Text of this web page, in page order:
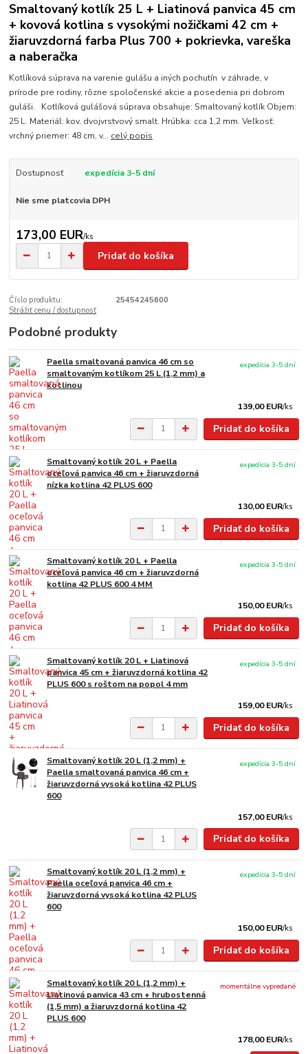
Smaltovaný kotlík 25 L + Liatinová panvica 45 cm
+ kovová kotlina s vysokými nožičkami 42 cm +
žiaruvzdorná farba Plus 700 + pokrievka, vareška
a naberačka
Kotlíková súprava na varenie gulášu a iných pochutín v záhrade, v
prírode pre rodiny, rôzne spoločenské akcie a posedenia pri dobrom
guláši. Kotlíková gulášová súprava obsahuje: Smaltovaný kotlík Objem:
25 L. Materiál: kov, dvojvrstvový smalt. Hrúbka: cca 1,2 mm. Veľkosť:
vrchný priemer: 48 cm, v... celý popis
Dostupnosť expedícia 3-5 dní
Nie sme platcovia DPH
173,00 EUR/ks
Pridať do košíka
Číslo produktu:
25454245600
Strážiť cenu / dostupnosť
Podobné produkty
Paella smaltovaná panvica 46 cm so
smaltovaným kotlíkom 25 L (1,2 mm) a
kotlinou
139,00 EUR/ks
expedícia 3-5 dní
Pridať do košíka
Smaltovaný kotlík 20 L + Paella
oceľová panvica 46 cm + žiaruvzdorná
nízka kotlina 42 PLUS 600
130,00 EUR/ks
expedícia 3-5 dní
Pridať do košíka
Smaltovaný kotlík 20 L + Paella
oceľová panvica 46 cm + žiaruvzdorná
kotlina 42 PLUS 600 4 MM
150,00 EUR/ks
expedícia 3-5 dní
Pridať do košíka
Smaltovaný kotlík 20 L + Liatinová
panvica 45 cm + žiaruvzdorná kotlina 42
PLUS 600 s roštom na popol 4 mm
159,00 EUR/ks
expedícia 3-5 dní
Pridať do košíka
Smaltovaný kotlík 20 L (1,2 mm) +
Paella smaltovaná panvica 46 cm +
žiaruvzdorná vysoká kotlina 42 PLUS
600
157,00 EUR/ks
expedícia 3-5 dní
Pridať do košíka
Smaltovaný kotlík 20 L (1,2 mm) +
Paella oceľová panvica 46 cm +
žiaruvzdorná vysoká kotlina 42 PLUS
600
150,00 EUR/ks
expedícia 3-5 dní
Pridať do košíka
Smaltovaný kotlík 20 L (1,2 mm) +
Liatinová panvica 43 cm + hrubostenná
(1,5 mm) a žiaruvzdorná kotlina 42
PLUS 600
178,00 EUR/ks
momentálne vypredané